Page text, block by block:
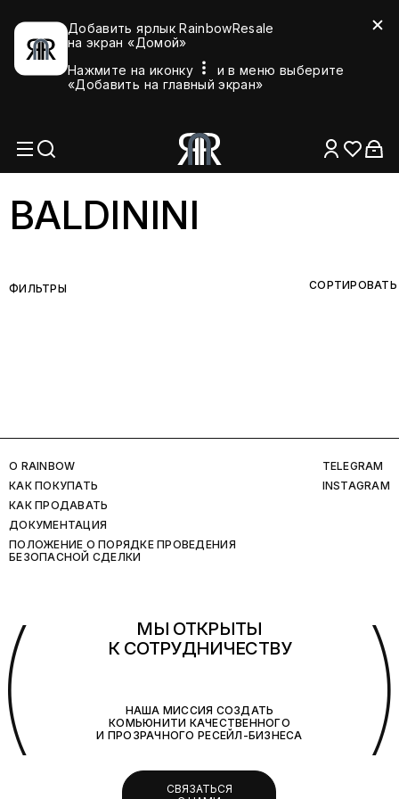
Добавить ярлык RainbowResale
на экран «Домой»
Нажмите на иконку
и в меню выберите
«Добавить на главный экран»
BALDININI
ФИЛЬТРЫ СОРТИРОВАТЬ
O RAINBOW
КАК ПОКУПАТЬ
КАК ПРОДАВАТЬ
ДОКУМЕНТАЦИЯ
ПОЛОЖЕНИЕ О ПОРЯДКЕ ПРОВЕДЕНИЯ
БЕЗОПАСНОЙ СДЕЛКИ
TELEGRAM
INSTAGRAM
МЫ ОТКРЫТЫ
К СОТРУДНИЧЕСТВУ
НАША МИССИЯ СОЗДАТЬ
КОМЬЮНИТИ КАЧЕСТВЕННОГО
И ПРОЗРАЧНОГО РЕСЕЙЛ-БИЗНЕСА
СВЯЗАТЬСЯ